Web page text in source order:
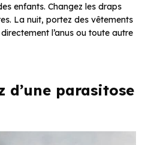
enfants. Changez les draps
La nuit, portez des vêtements
l’anus ou toute autre
d’une parasitose